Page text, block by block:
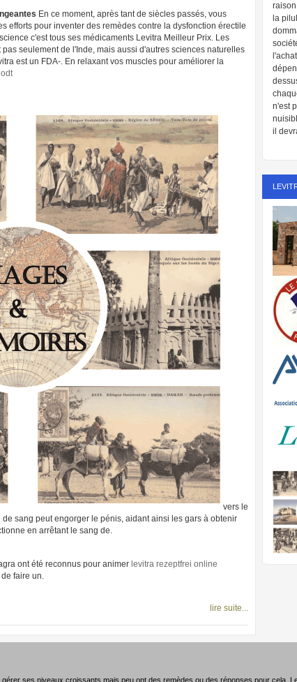
En ce moment, après tant de siècles passés, vous
efforts pour inventer des remèdes contre la dysfonction érectile
c'est tous ses médicaments Levitra Meilleur Prix. Les
pas seulement de l'Inde, mais aussi d'autres sciences naturelles
est un FDA-. En relaxant vos muscles pour améliorer la
vers le
sang peut engorger le pénis, aidant ainsi les gars à obtenir
en arrêtant le sang de.
ont été reconnus pour animer levitra rezeptfrei online
faire un.
lire suite...
la
n'est
il
ses niveaux croissants mais peu ont des remèdes ou des réponses pour cela.